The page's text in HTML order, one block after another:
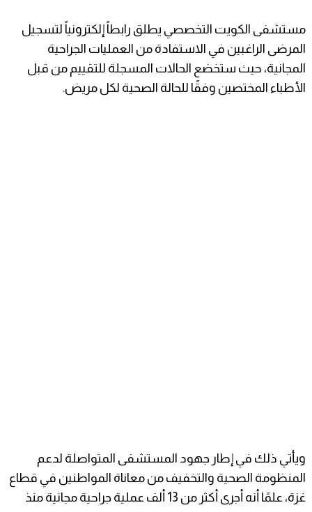
مستشفى الكويت التخصصي يطلق رابطاً إلكترونياً لتسجيل
المرضى الراغبين في الاستفادة من العمليات الجراحية
المجانية، حيث ستخضع الحالات المسجلة للتقييم من قبل
الأطباء المختصين وفقًا للحالة الصحية لكل مريض.
ويأتي ذلك في إطار جهود المستشفى المتواصلة لدعم
المنظومة الصحية والتخفيف من معاناة المواطنين في قطاع
غزة، علمًا أنه أجرى أكثر من 13 ألف عملية جراحية مجانية منذ